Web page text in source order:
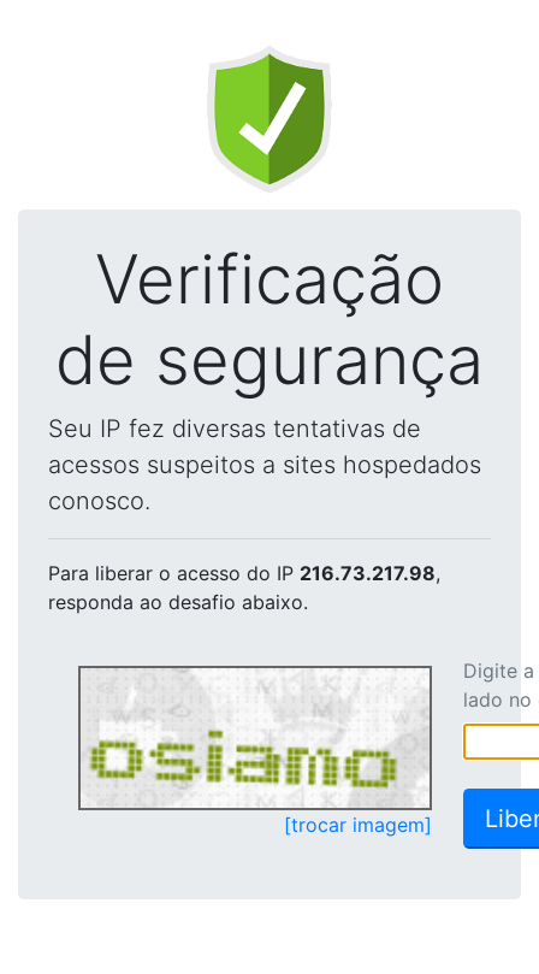
Verificação
de segurança
Seu IP fez diversas tentativas de
acessos suspeitos a sites hospedados
conosco.
Para liberar o acesso do IP 216.73.217.98,
responda ao desafio abaixo.
[trocar imagem]
Digite
lado no